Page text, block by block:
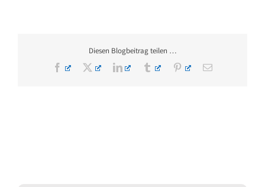
Diesen Blogbeitrag teilen …
Facebook
X LinkedInTumblr PinterestE-